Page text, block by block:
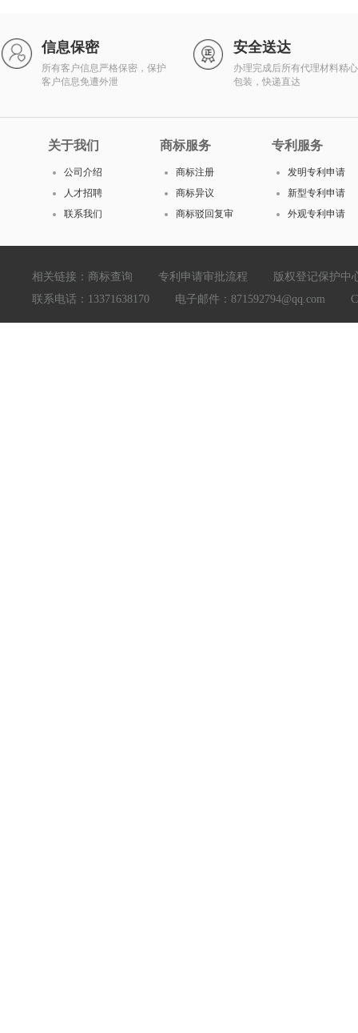
信息保密
所有客户信息严格保密，保护
客户信息免遭外泄
安全送达
办理完成后所有代理材料精心
包装，快递直达
关于我们
公司介绍
人才招聘
联系我们
商标服务
商标注册
商标异议
商标驳回复审
专利服务
发明专利申请
新型专利申请
外观专利申请
相关链接： 商标查询 专利申请审批流程
版权登记保护中
联系电话：13371638170 电子邮件：871592794@qq.com